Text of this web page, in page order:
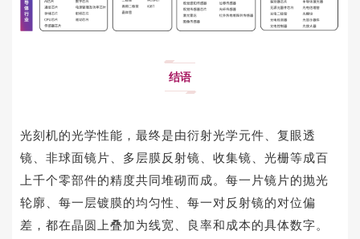
结语
光刻机的光学性能，最终是由衍射光学元件、复眼透
镜、非球面镜片、多层膜反射镜、收集镜、光栅等成百
上千个零部件的精度共同堆砌而成。每一片镜片的抛光
轮廓、每一层镀膜的均匀性、每一对反射镜的对位偏
差，都在晶圆上叠加为线宽、良率和成本的具体数字。